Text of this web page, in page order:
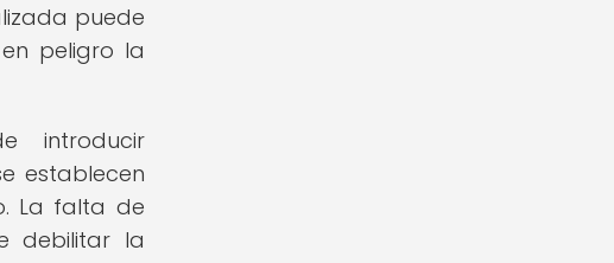
puede
peligro la
introducir
establecen
La falta de
debilitar la